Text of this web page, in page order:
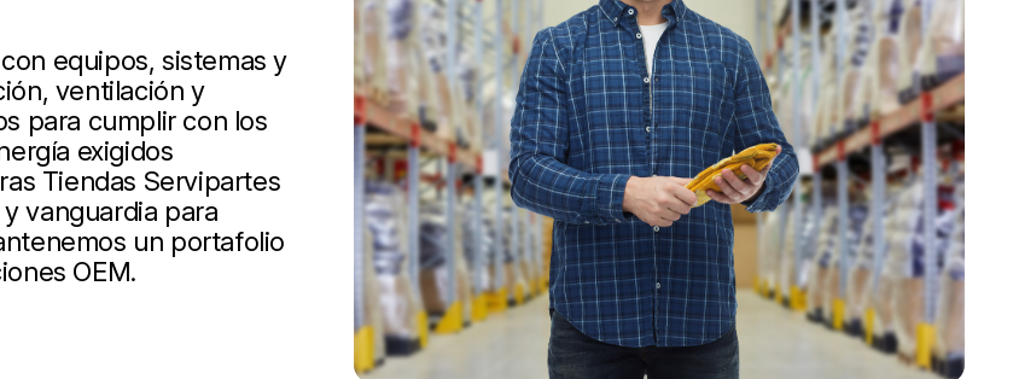
equipos, sistemas y
ventilación y
para cumplir con los
exigidos
Tiendas Servipartes
vanguardia para
un portafolio
OEM.